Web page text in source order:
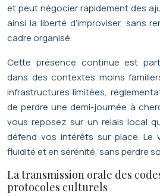
et peut négocier rapidement des
ainsi la liberté d’improviser, sans
cadre organisé.
Cette présence continue est
dans des contextes moins
infrastructures limitées,
de perdre une demi-journée à
vous reposez sur un relais local
défend vos intérêts sur place. Le
fluidité et en sérénité, sans perdre
La transmission orale des
protocoles culturels